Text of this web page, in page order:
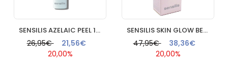
SENSILIS AZELAIC PEEL 1 FRASCO 100 ML
26,95€
21,56€
20,00%
SENSILIS SKIN GLOW BEYOND C SERUM 1 FRASCO 30 ml
47,95€
38,36€
20,00%